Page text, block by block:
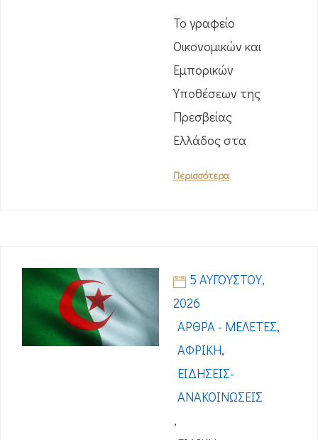
Το γραφείο
Οικονομικών και
Εμπορικών
Υποθέσεων της
Πρεσβείας
Ελλάδος στα
Περισσότερα
5 ΑΥΓΟΎΣΤΟΥ,
2026
ΆΡΘΡΑ - ΜΕΛΈΤΕΣ,
ΑΦΡΙΚΉ,
ΕΙΔΉΣΕΙΣ-
ΑΝΑΚΟΙΝΏΣΕΙΣ
,